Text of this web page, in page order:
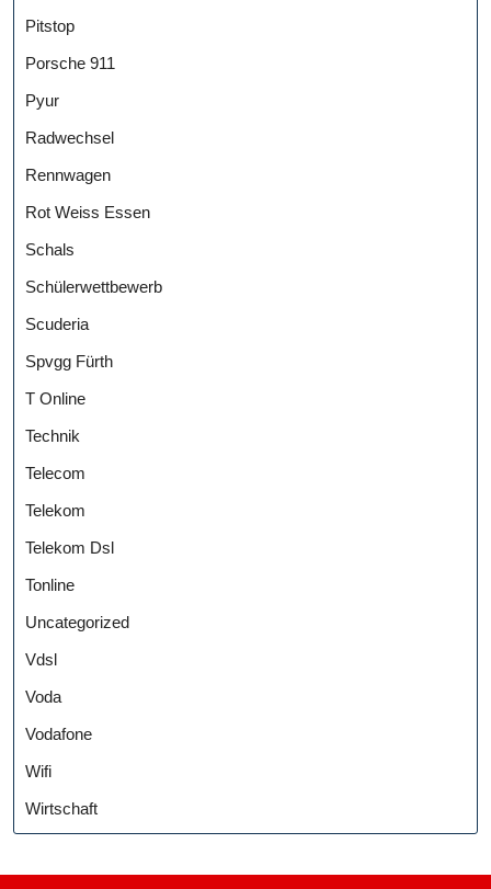
Pitstop
Porsche 911
Pyur
Radwechsel
Rennwagen
Rot Weiss Essen
Schals
Schülerwettbewerb
Scuderia
Spvgg Fürth
T Online
Technik
Telecom
Telekom
Telekom Dsl
Tonline
Uncategorized
Vdsl
Voda
Vodafone
Wifi
Wirtschaft